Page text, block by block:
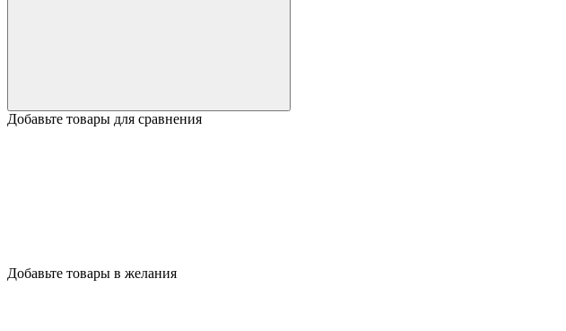
Добавьте товары для сравнения
Добавьте товары в желания